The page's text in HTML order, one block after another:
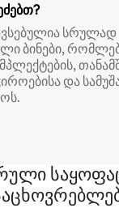
სრულად
ბინები,
და